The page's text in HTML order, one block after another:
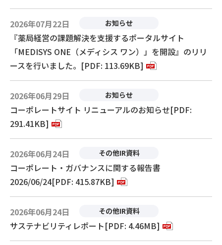
2026年07月22日 お知らせ
『薬局経営の課題解決を支援するポータルサイト
「MEDISYS ONE（メディシス ワン）」を開設』のリリ
ースを行いました。[PDF: 113.69KB]
2026年06月29日 お知らせ
コーポレートサイト リニューアルのお知らせ[PDF:
291.41KB]
2026年06月24日 その他IR資料
コーポレート・ガバナンスに関する報告書
2026/06/24[PDF: 415.87KB]
2026年06月24日 その他IR資料
サステナビリティレポート[PDF: 4.46MB]